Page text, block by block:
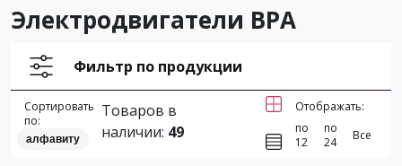
Электродвигатели ВРА
Фильтр по продукции
Сортировать
по:
алфавиту
Товаров в
наличии: 49
Отображать:
по
12
по
24
Все